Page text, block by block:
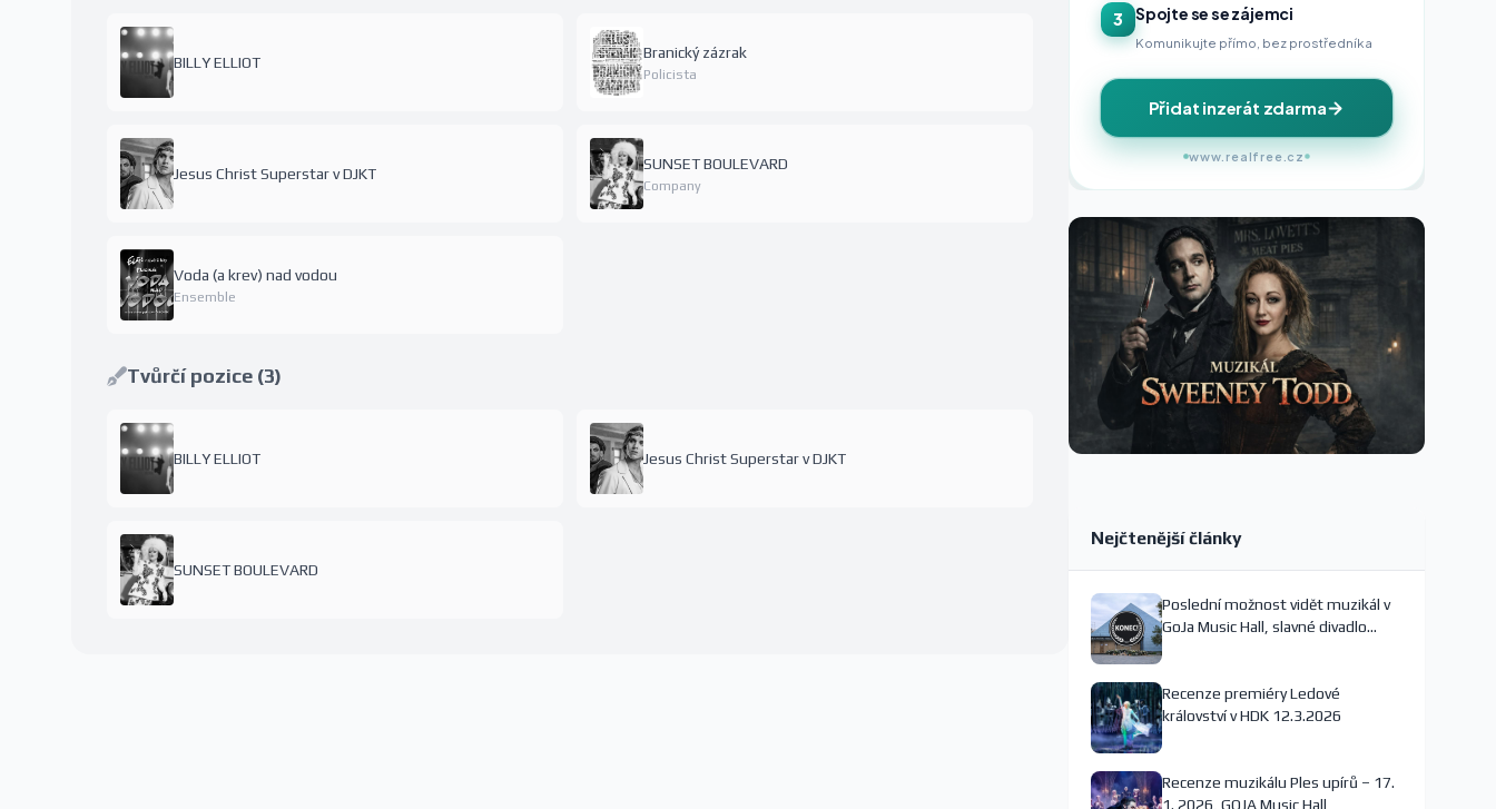
BILLY ELLIOT
Branický zázrak
Policista
Jesus Christ Superstar v DJKT
SUNSET BOULEVARD
Company
Voda (a krev) nad vodou
Ensemble
Tvůrčí pozice (3)
BILLY ELLIOT Jesus Christ Superstar v DJKT
SUNSET BOULEVARD
3 Spojte se se zájemci
Komunikujte přímo, bez prostředníka
Přidat inzerát zdarma
www.realfree.cz
Nejčtenější články
Poslední možnost vidět muzikál v
GoJa Music Hall, slavné divadlo
Recenze premiéry Ledové
království v HDK 12.3.2026
Recenze muzikálu Ples upírů – 17.
1. 2026, GOJA Music Hall